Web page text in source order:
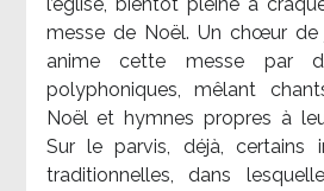
messe de Noël. Un chœur de
anime cette messe par
polyphoniques, mêlant
Noël et hymnes propres à
Sur le parvis, déjà, certains
traditionnelles, dans